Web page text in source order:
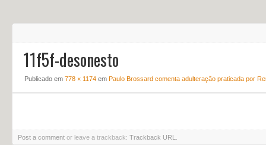
11f5f-desonesto
Publicado em 778 × 1174 em Paulo Brossard comenta adulteração praticada por
Post a comment or leave a trackback: Trackback URL